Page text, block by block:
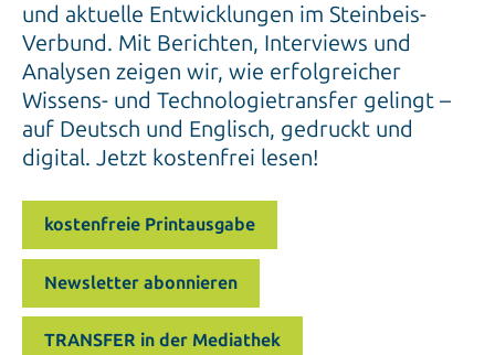
und aktuelle Entwicklungen im Steinbeis-
Verbund. Mit Berichten, Interviews und
Analysen zeigen wir, wie erfolgreicher
Wissens- und Technologietransfer gelingt –
auf Deutsch und Englisch, gedruckt und
digital. Jetzt kostenfrei lesen!
kostenfreie Printausgabe
Newsletter abonnieren
TRANSFER in der Mediathek